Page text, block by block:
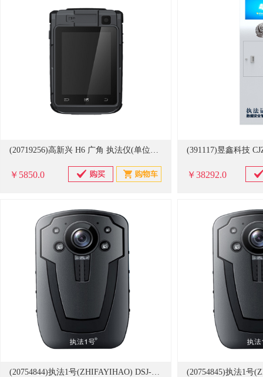
(20719256)高新兴 H6 广角 执法仪(单位：台)
￥5850.0 ￥38292.0
(20754844)执法1号(ZHIFAYIHAO) DSJ-C8 1296P高清夜视3600万像素小型胸前佩戴18小时续航 2.0英寸 64G 摄像记录仪 黑色(单位：台)